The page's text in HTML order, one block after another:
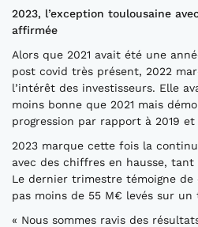
2023, l’exception toulousaine
affirmée
Alors que 2021 avait été une
post covid très présent, 2022
l’intérêt des investisseurs. Elle
moins bonne que 2021 mais
progression par rapport à 2019 et
2023 marque cette fois la
avec des chiffres en hausse, tant
Le dernier trimestre témoigne de
pas moins de 55 M€ levés sur
« Nous sommes ravis des